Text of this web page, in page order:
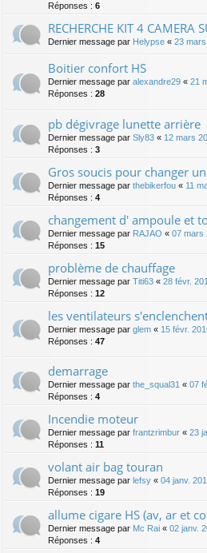
Réponses : 6
RECHERCHE KIT 4 CAMERA
Dernier message par Helypse « 23
Boitier confort HS
Dernier message par alexandre29 « 21
Réponses : 28
pb dégivrage lunette arrière
Dernier message par Sly83 « 12 mars
Réponses : 3
Gros soucis pour changer
Dernier message par thebikerfou « 11
Réponses : 4
changement d' ampoule et
Dernier message par RAJAO « 07 mars
Réponses : 15
problème de chauffage
Dernier message par Titi63 « 28 févr.
Réponses : 12
les ventilateurs
Dernier message par glem « 15 févr.
Réponses : 47
demarrage
Dernier message par the_squal31 « 07
Réponses : 4
Incendie moteur
Dernier message par frantzrimbur « 23
Réponses : 11
volant air bag touran
Dernier message par lefsy « 04 janv.
Réponses : 19
allume cigare HS (av, ar et
Dernier message par Mc Rai « 02 janv.
Réponses : 4